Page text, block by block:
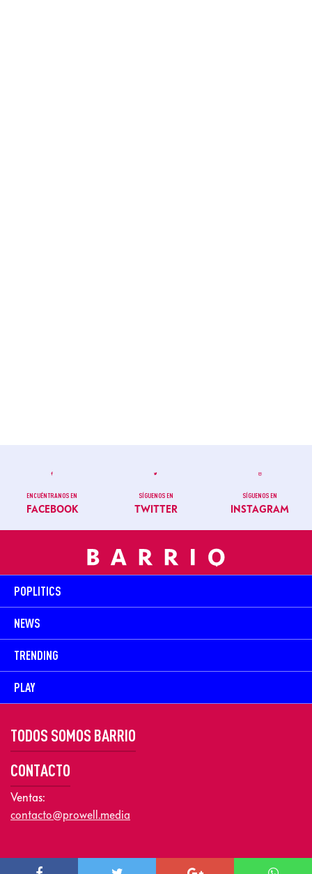
ENCUÉNTRANOS EN
FACEBOOK
SÍGUENOS EN
TWITTER
SÍGUENOS EN
INSTAGRAM
POPLITICS
NEWS
TRENDING
PLAY
TODOS SOMOS BARRIO
CONTACTO
Ventas:
contacto@prowell.media